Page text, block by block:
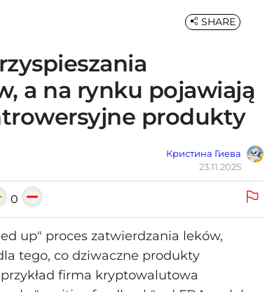
a na rynku pojawiają
produkty
Кристина Гиева
23.11.2025
SHARE
0
up" proces zatwierdzania leków,
tego, co dziwaczne produkty
firma kryptowalutowa